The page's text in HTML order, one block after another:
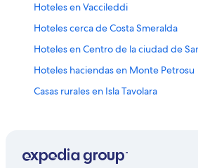
Hoteles en Vaccileddi
Hoteles cerca de Costa Smeralda
Hoteles en Centro de la ciudad de
Hoteles haciendas en Monte Petrosu
Casas rurales en Isla Tavolara
Hoteles para ir de compras en Loiri